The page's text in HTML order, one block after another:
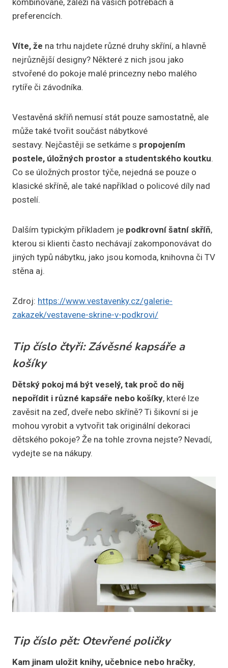
kombinované, záleží na vašich potřebách a
preferencích.
Víte, že na trhu najdete různé druhy skříní, a hlavně
nejrůznější designy? Některé z nich jsou jako
stvořené do pokoje malé princezny nebo malého
rytíře či závodníka.
Vestavěná skříň nemusí stát pouze samostatně, ale
může také tvořit součást nábytkové
sestavy. Nejčastěji se setkáme s propojením
postele, úložných prostor a studentského koutku.
Co se úložných prostor týče, nejedná se pouze o
klasické skříně, ale také například o policové díly nad
postelí.
Dalším typickým příkladem je podkrovní šatní skříň,
kterou si klienti často nechávají zakomponovávat do
jiných typů nábytku, jako jsou komoda, knihovna či TV
stěna aj.
Zdroj: https://www.vestavenky.cz/galerie-
zakazek/vestavene-skrine-v-podkrovi/
Tip číslo čtyři: Závěsné kapsáře a
košíky
Dětský pokoj má být veselý, tak proč do něj
nepořídit i různé kapsáře nebo košíky, které lze
zavěsit na zeď, dveře nebo skříně? Ti šikovní si je
mohou vyrobit a vytvořit tak originální dekoraci
dětského pokoje? Že na tohle zrovna nejste? Nevadí,
vydejte se na nákupy.
Tip číslo pět: Otevřené poličky
Kam jinam uložit knihy, učebnice nebo hračky,